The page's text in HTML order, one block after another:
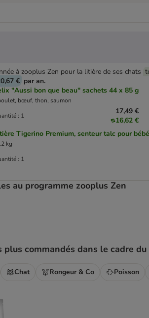
à zooplus Zen pour la litière de ses chats
€ par an.
"Aussi bon que beau" sachets 44 x 85 g
bœuf, thon, saumon
: 1
17,49 €
16,62 €
Tigerino Premium, senteur talc pour
kg
: 1
au programme zooplus Zen
plus commandés dans le cadre
Chat Rongeur & Co Poisson